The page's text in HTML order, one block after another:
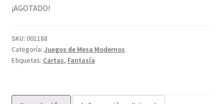
¡AGOTADO!
SKU: 001188
Categoría: Juegos de Mesa Modernos
Etiquetas: Cartas, Fantasía